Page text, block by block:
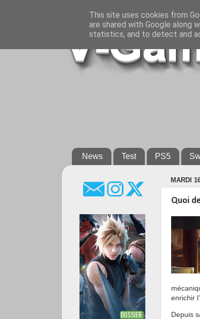
News Test PS5
MARDI
Quoi
enrichir
Depuis
This site uses cookies from
are shared with Google along
statistics, and to detect and